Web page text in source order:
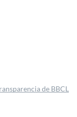
de BBCL